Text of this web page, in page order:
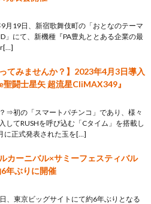
月19日、新宿歌舞伎町の「おとなのテーマ
」にて、新機種『PA豊丸ととある企業の最
てみませんか？】2023年4月3日導入
聖闘士星矢 超流星CliMAX349』
⇒初の「スマートパチンコ」であり、様々
してRUSHを呼び込む「Cタイム」を搭載し
正式発表された玉を[…]
カーニバル×サミーフェスティバル
年ぶりに開催
、東京ビッグサイトにて約6年ぶりとなる